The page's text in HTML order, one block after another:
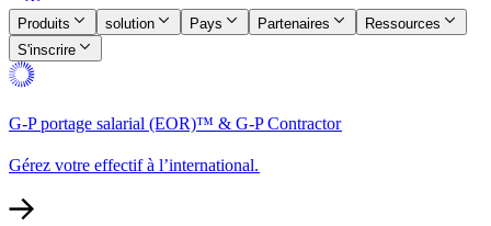
Produits​​ solution​​ Pays​​ Partenaires​​
Ressources​​
S'inscrire​​
G-P portage salarial (EOR)™ & G-P Contractor​​
Gérez votre effectif à l’international.​​